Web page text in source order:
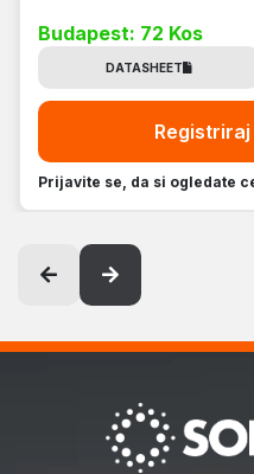
Budapest: 72 Kos
DATASHEET
Prijavite se, da si ogledate